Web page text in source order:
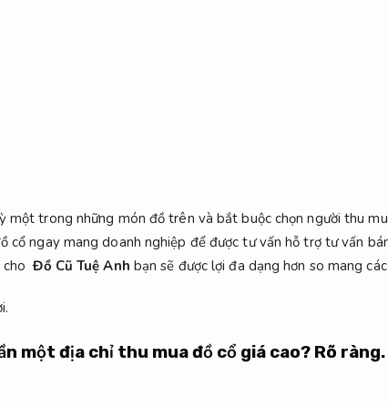
một trong những món đồ trên và bắt buộc chọn người thu
cổ ngay mang doanh nghiệp để được tư vấn hỗ trợ tư vấn
choĐồ Cũ Tuệ Anh bạn sẽ được lợi đa dạng hơn so mang
một địa chỉ thu mua đồ cổ giá cao? Rõ ràng.